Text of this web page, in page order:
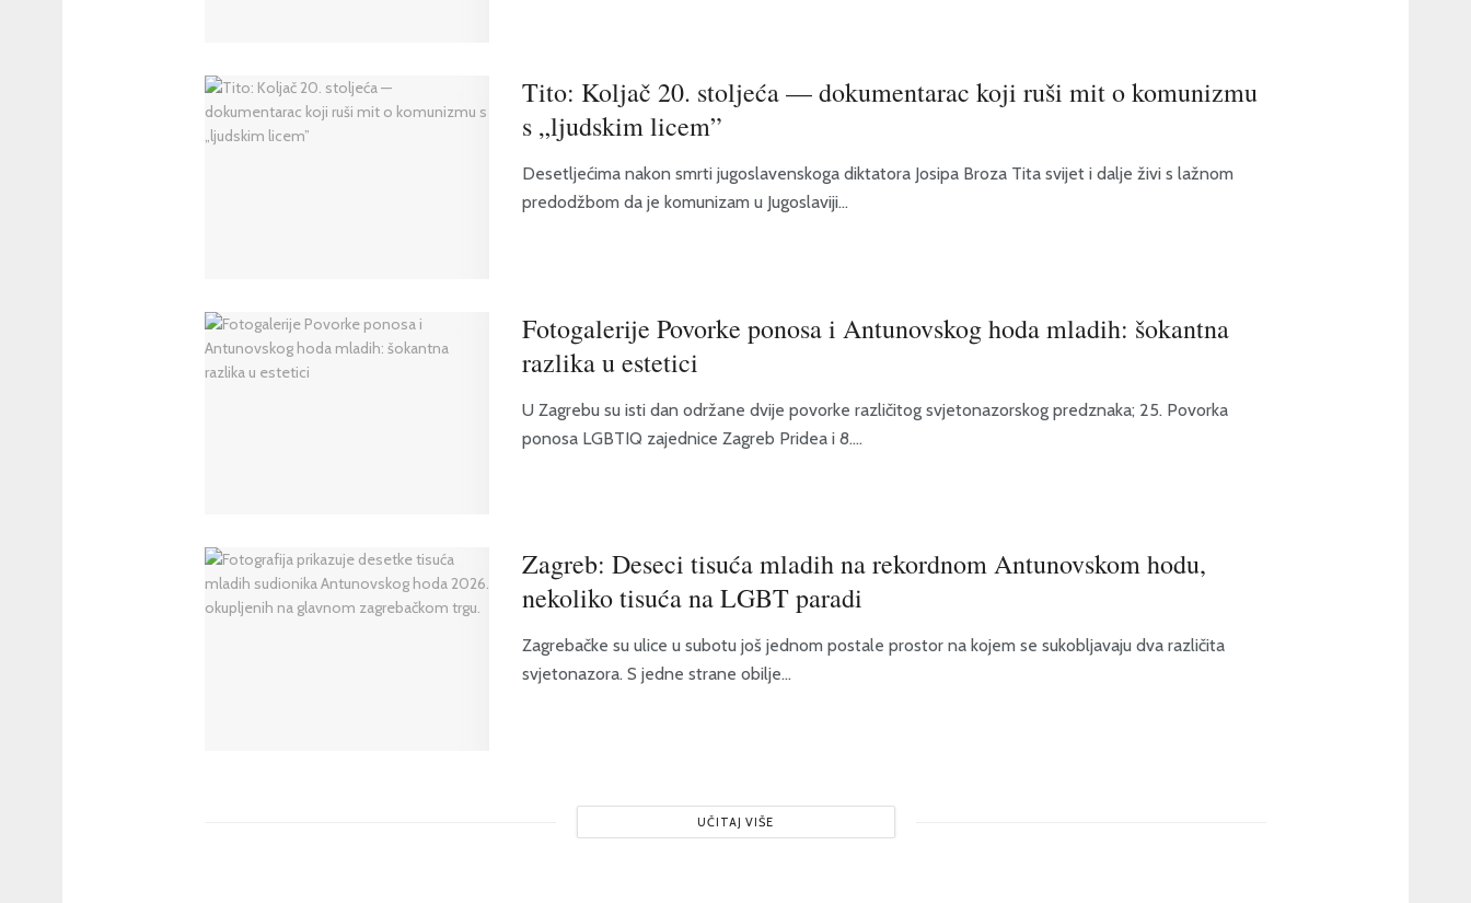
Tito: Koljač 20. stoljeća — dokumentarac koji ruši mit o komunizmu
s „ljudskim licem”
Desetljećima nakon smrti jugoslavenskoga diktatora Josipa Broza Tita svijet i dalje živi s lažnom
predodžbom da je komunizam u Jugoslaviji...
Fotogalerije Povorke ponosa i Antunovskog hoda mladih: šokantna
razlika u estetici
U Zagrebu su isti dan održane dvije povorke različitog svjetonazorskog predznaka; 25. Povorka
ponosa LGBTIQ zajednice Zagreb Pridea i 8....
Zagreb: Deseci tisuća mladih na rekordnom Antunovskom hodu,
nekoliko tisuća na LGBT paradi
Zagrebačke su ulice u subotu još jednom postale prostor na kojem se sukobljavaju dva različita
svjetonazora. S jedne strane obilje...
UČITAJ VIŠE